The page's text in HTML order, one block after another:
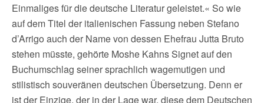
Einmaliges für die deutsche Literatur geleistet.« So wie
auf dem Titel der italienischen Fassung neben Stefano
d’Arrigo auch der Name von dessen Ehefrau Jutta Bruto
stehen müsste, gehörte Moshe Kahns Signet auf den
Buchumschlag seiner sprachlich wagemutigen und
stilistisch souveränen deutschen Übersetzung. Denn er
ist der Einzige, der in der Lage war, diese dem Deutschen